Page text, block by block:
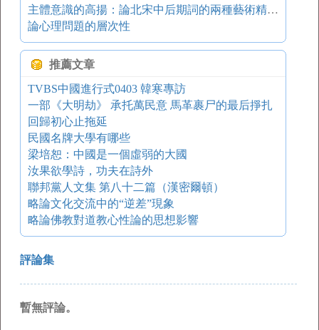
主體意識的高揚：論北宋中后期詞的兩種藝術精神及創作特征
論心理問題的層次性
推薦文章
TVBS中國進行式0403 韓寒專訪
一部《大明劫》 承托萬民意 馬革裹尸的最后掙扎
回歸初心止拖延
民國名牌大學有哪些
梁培恕：中國是一個虛弱的大國
汝果欲學詩，功夫在詩外
聯邦黨人文集 第八十二篇（漢密爾頓）
略論文化交流中的“逆差”現象
略論佛教對道教心性論的思想影響
評論集
暫無評論。